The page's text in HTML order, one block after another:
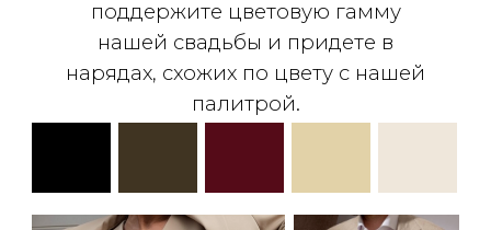
а подарки — в конверте! Будем
признательны, если вместо цветов вы
выберете алкоголь.
Анкета гостя